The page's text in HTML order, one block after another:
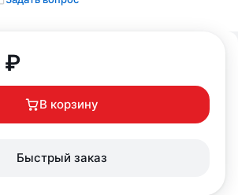
₽
В корзину
Быстрый заказ